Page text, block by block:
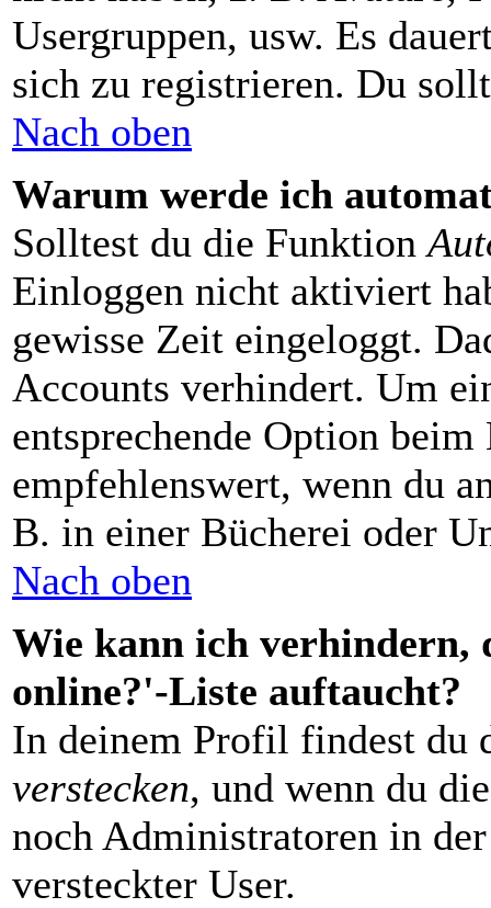
Usergruppen, usw. Es
sich zu registrieren. Du
Nach oben
Warum werde ich
Solltest du die Funktion
Einloggen nicht aktiviert
gewisse Zeit eingeloggt.
Accounts verhindert. Um
entsprechende Option
empfehlenswert, wenn du
B. in einer Bücherei oder
Nach oben
Wie kann ich verhindern,
online?'-Liste auftaucht?
In deinem Profil findest du
verstecken, und wenn du
noch Administratoren in
versteckter User.